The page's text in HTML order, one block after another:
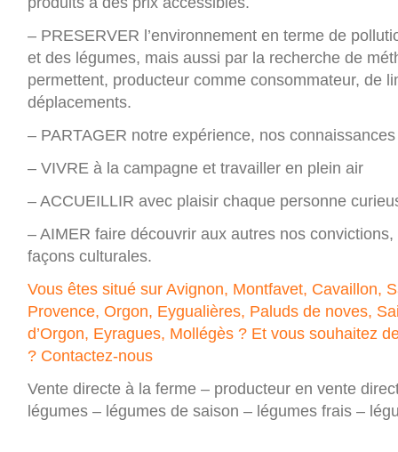
– PRESERVER l’environnement en terme de
et des légumes, mais aussi par la recherche de
permettent, producteur comme consommateur, de
déplacements.
– PARTAGER notre expérience, nos
– VIVRE à la campagne et travailler en plein air
– ACCUEILLIR avec plaisir chaque personne
– AIMER faire découvrir aux autres nos
façons culturales.
Vous êtes situé sur Avignon, Montfavet, Cavaillon,
Provence, Orgon, Eygualières, Paluds de noves,
d’Orgon, Eyragues, Mollégès ? Et vous souhaitez
? Contactez-nous
Vente directe à la ferme – producteur en vente
légumes – légumes de saison – légumes frais –